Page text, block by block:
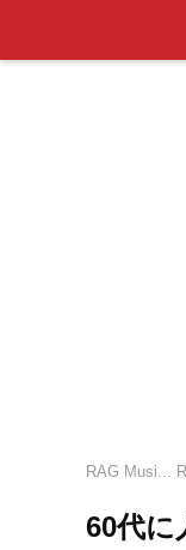
RAG Musi...
60代に